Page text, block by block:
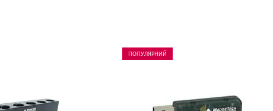
ПОПУЛЯРНИЙ